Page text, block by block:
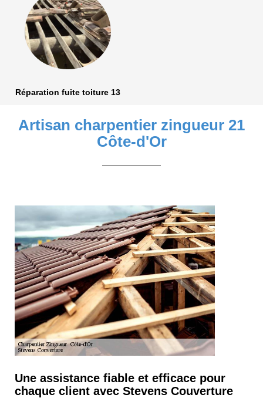
Réparation fuite toiture 13
Artisan charpentier zingueur 21
Côte-d'Or
Une assistance fiable et efficace pour
chaque client avec Stevens Couverture